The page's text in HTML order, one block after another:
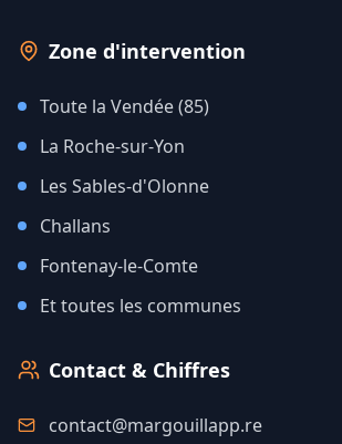
Zone d'intervention
Toute la Vendée (85)
La Roche-sur-Yon
Les Sables-d'Olonne
Challans
Fontenay-le-Comte
Et toutes les communes
Contact & Chiffres
contact@margouillapp.re